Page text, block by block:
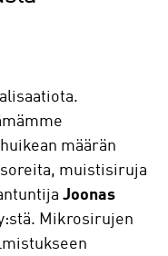
määrän
muistisiruja
Joonas
Mikrosirujen